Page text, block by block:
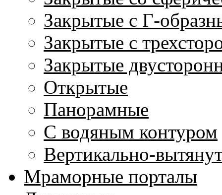
Закрытые с Г-
Закрытые с
Закрытые
Открытые
Панорамные
С водяным контуром
Вертикально-
Мраморные порталы